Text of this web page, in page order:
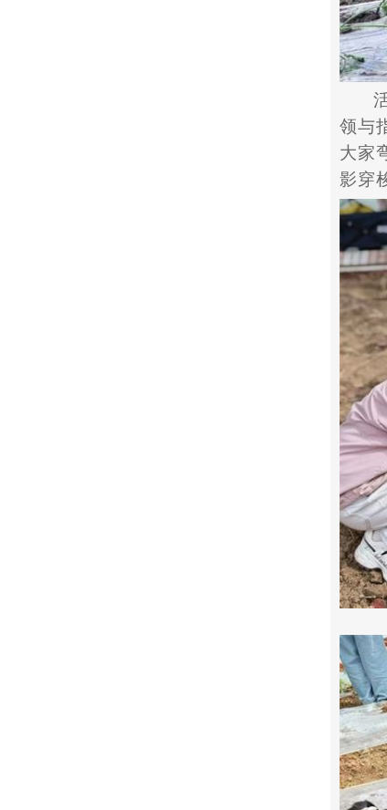
领与
大家
影穿